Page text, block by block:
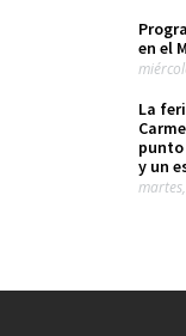
en el
La
y un